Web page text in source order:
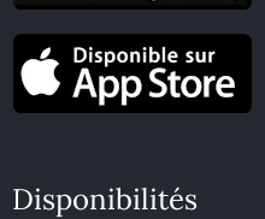
Disponibilités